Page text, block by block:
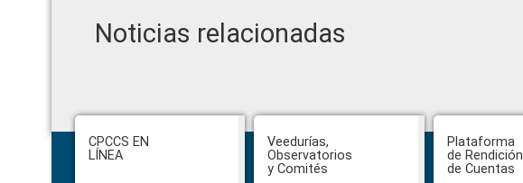
Noticias relacionadas
Footer
CPCCS EN
LÍNEA
Veedurías,
Observatorios
y Comités
Plataforma
de Rendición
de Cuentas